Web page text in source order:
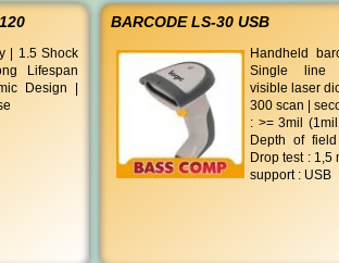
| 1.5 Shock
Lifespan
Design |
BARCODE LS-30 USB
Handheld
Single line
visible laser
300 scan |
: >= 3mil (1mil
Depth of
Drop test : 1,5
support : USB